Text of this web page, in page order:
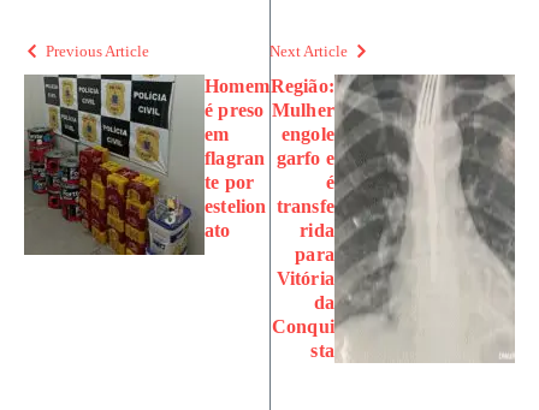
Previous Article
Homem
é preso
em
flagran
te por
estelion
ato
Next Article
Região:
Mulher
engole
garfo e
é
transfe
rida
para
Vitória
da
Conqui
sta